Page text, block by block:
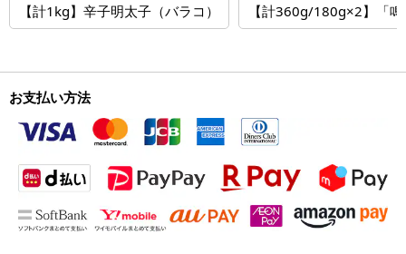
【計1kg】辛子明太子（バラコ） 【計360g/180g×2】「
お支払い方法